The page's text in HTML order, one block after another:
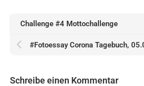
Challenge #4 Mottochallenge
#Fotoessay Corona Tagebuch,
Schreibe einen Kommentar